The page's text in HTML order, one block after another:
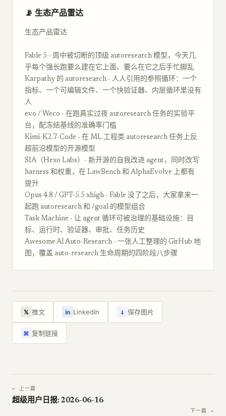
📡 生态产品雷达
生态产品雷达
Fable 5 - 周中被切断的顶级 autoresearch 模型，今天几
乎每个强长跑要么建在它上面、要么在它之后手忙脚乱
Karpathy 的 autoresearch - 人人引用的参照循环：一个
指标、一个可编辑文件、一个快验证器、内层循环里没有
人
evo / Weco - 在跑真实过夜 autoresearch 任务的实验平
台，配冻结基线的准确率门槛
Kimi-K2.7-Code - 在 ML 工程类 autoresearch 任务上反
超前沿模型的开源模型
SIA（Hexo Labs）- 新开源的自我改进 agent，同时改写
harness 和权重，在 LawBench 和 AlphaEvolve 上都有
提升
Opus 4.8 / GPT-5.5 xhigh - Fable 没了之后，大家拿来一
起跑 autoresearch 和 /goal 的模型组合
Task Machine - 让 agent 循环可被治理的基础设施：目
标、运行时、验证器、审批、任务历史
Awesome AI Auto-Research - 一张人工整理的 GitHub 地
图，覆盖 auto-research 生命周期的四阶段八步骤
𝕏 推文 in LinkedIn ↓ 保存图片
⌘ 复制链接
← 上一篇
超级用户日报: 2026-06-16
下一篇 →